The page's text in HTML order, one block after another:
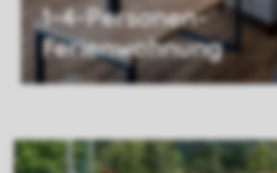
1-4-Personen-
Ferienwohnung